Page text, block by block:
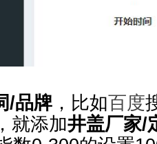
/品牌 ，比如百度
就添加井盖厂家/